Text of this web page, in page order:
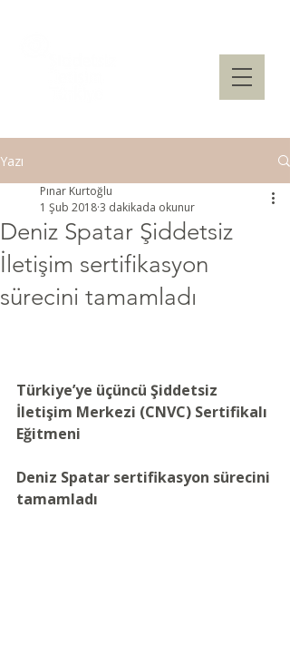
Yazı
Deniz Spatar Şiddetsiz
İletişim sertifikasyon
sürecini tamamladı
Pınar Kurtoğlu
1 Şub 20183 dakikada okunur
Türkiye’ye üçüncü Şiddetsiz
İletişim Merkezi (CNVC) Sertifikalı
Eğitmeni
Deniz Spatar sertifikasyon sürecini
tamamladı